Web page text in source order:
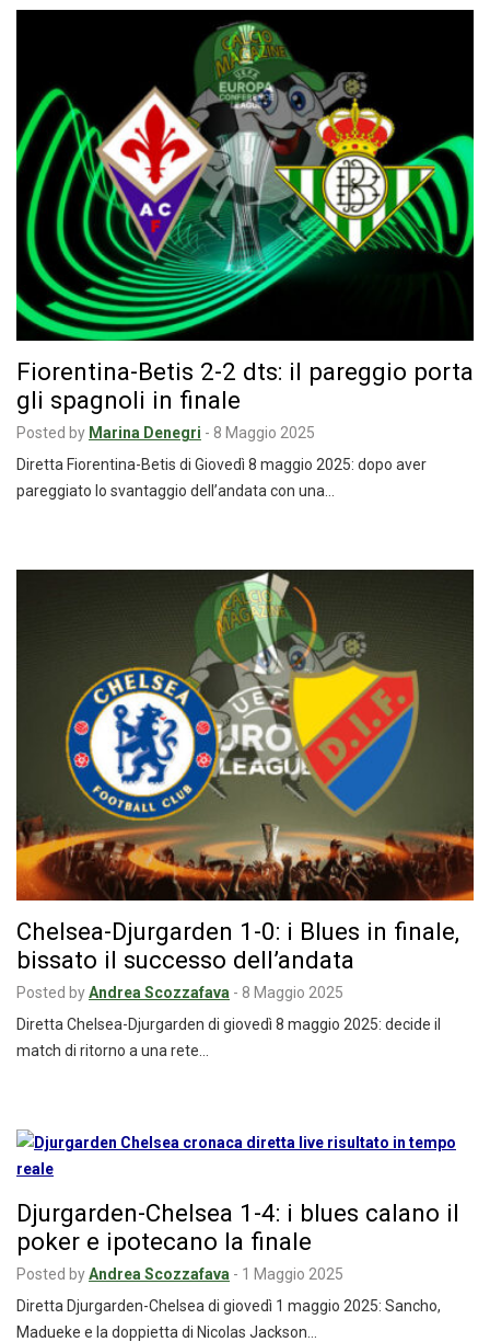
Fiorentina-Betis 2-2 dts: il pareggio porta
gli spagnoli in finale
Posted by Marina Denegri - 8 Maggio 2025
Diretta Fiorentina-Betis di Giovedì 8 maggio 2025: dopo aver
pareggiato lo svantaggio dell’andata con una…
Chelsea-Djurgarden 1-0: i Blues in finale,
bissato il successo dell’andata
Posted byAndrea Scozzafava - 8 Maggio 2025
Diretta Chelsea-Djurgarden di giovedì 8 maggio 2025: decide il
match di ritorno a una rete…
Djurgarden-Chelsea 1-4: i blues calano il
poker e ipotecano la finale
Posted byAndrea Scozzafava - 1 Maggio 2025
Diretta Djurgarden-Chelsea di giovedì 1 maggio 2025: Sancho,
Madueke e la doppietta di Nicolas Jackson…